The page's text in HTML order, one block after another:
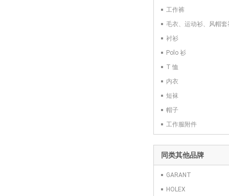
091133 58
091133 60
091133 62
091133 64
091133 90
091133 102
工作裤
毛衣、运动衫、风帽套
衬衫
Polo 衫
T 恤
内衣
短袜
帽子
工作服附件
同类其他品牌
GARANT
HOLEX